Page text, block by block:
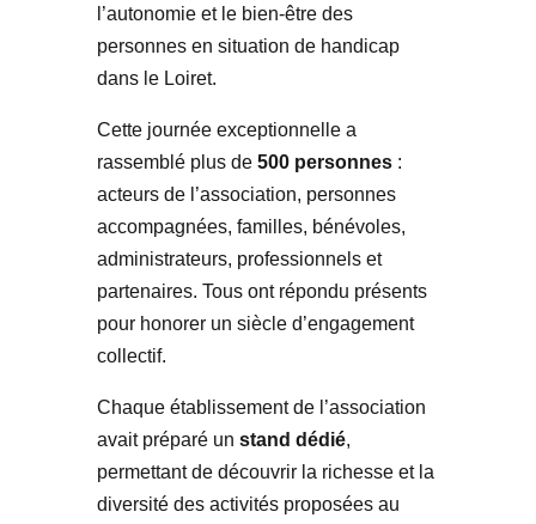
l’autonomie et le bien-être des
personnes en situation de handicap
dans le Loiret.
Cette journée exceptionnelle a
rassemblé plus de 500 personnes :
acteurs de l’association, personnes
accompagnées, familles, bénévoles,
administrateurs, professionnels et
partenaires. Tous ont répondu présents
pour honorer un siècle d’engagement
collectif.
Chaque établissement de l’association
avait préparé un stand dédié,
permettant de découvrir la richesse et la
diversité des activités proposées au